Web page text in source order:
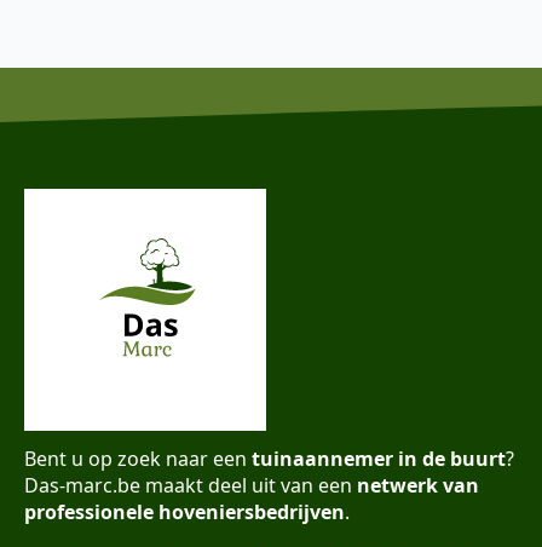
Bent u op zoek naar een tuinaannemer in de buurt?
Das-marc.be maakt deel uit van een netwerk van
professionele hoveniersbedrijven.